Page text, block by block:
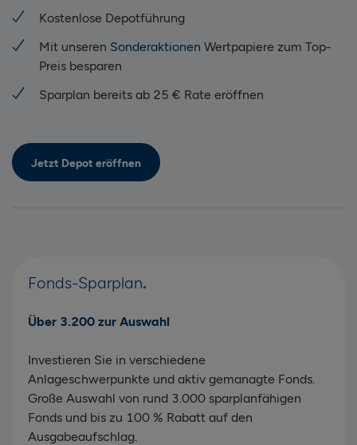
Kostenlose Depotführung
Mit unseren Sonderaktionen Wertpapiere zum Top-
Preis besparen
Sparplan bereits ab 25 € Rate eröffnen
Jetzt Depot eröffnen
Fonds-Sparplan
Über 3.200 zur Auswahl
Investieren Sie in verschiedene
Anlageschwerpunkte und aktiv gemanagte Fonds.
Große Auswahl von rund 3.000 sparplanfähigen
Fonds und bis zu 100 % Rabatt auf den
Ausgabeaufschlag.